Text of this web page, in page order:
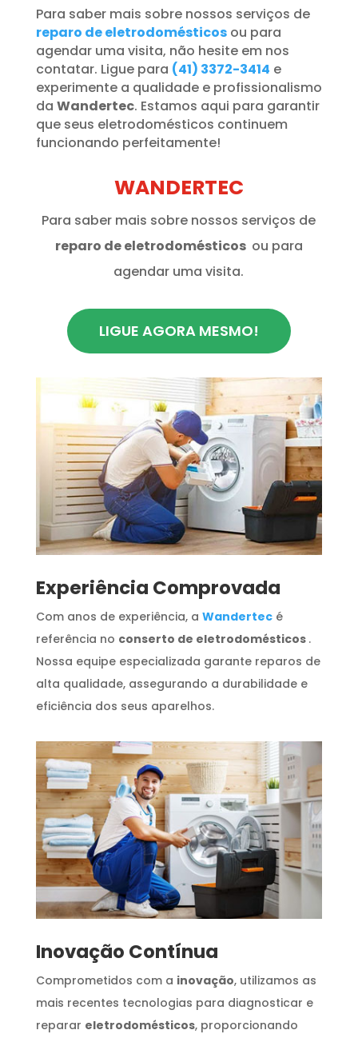
Para saber mais sobre nossos serviços de
reparo de eletrodomésticos ou para
agendar uma visita, não hesite em nos
contatar. Ligue para (41) 3372-3414 e
experimente a qualidade e profissionalismo
da Wandertec. Estamos aqui para garantir
que seus eletrodomésticos continuem
funcionando perfeitamente!
WANDERTEC
Para saber mais sobre nossos serviços de
reparo de eletrodomésticos ou para
agendar uma visita.
LIGUE AGORA MESMO!
​Experiência Comprovada
Com anos de experiência, a Wandertecé
referência no conserto de eletrodomésticos .
Nossa equipe especializada garante reparos de
alta qualidade, assegurando a durabilidade e
eficiência dos seus aparelhos.
Inovação Contínua
Comprometidos com a inovação, utilizamos as
mais recentes tecnologias para diagnosticar e
reparar eletrodomésticos, proporcionando